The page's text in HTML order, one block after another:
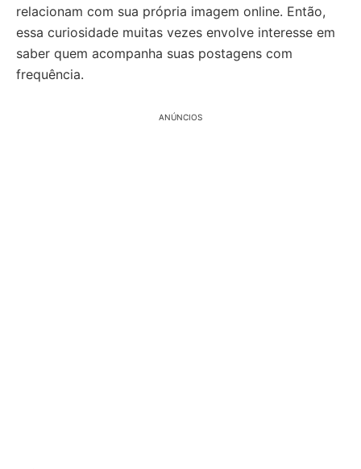
relacionam com sua própria imagem online. Então,
essa curiosidade muitas vezes envolve interesse em
saber quem acompanha suas postagens com
frequência.
ANÚNCIOS